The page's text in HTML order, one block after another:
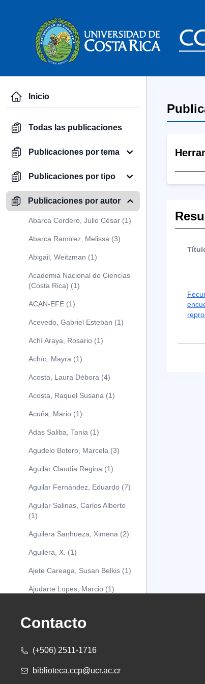
Inicio
Todas las publicaciones
Publicaciones por tema
Publicaciones por tipo
Publicaciones por autor
Abarca Cordero, Julio César (1)
Abarca Ramírez, Melissa (3)
Abigail, Weitzman (1)
Academia Nacional de Ciencias
(Costa Rica) (1)
ACAN-EFE (1)
Acevedo, Gabriel Esteban (1)
Achí Araya, Rosario (1)
Achío, Mayra (1)
Acosta, Laura Débora (4)
Acosta, Raquel Susana (1)
Acuña, Mario (1)
Adas Saliba, Tania (1)
Agudelo Botero, Marcela (3)
Aguilar Claudia Regina (1)
Aguilar Fernández, Eduardo (7)
Aguilar Salinas, Carlos Alberto
(1)
Aguilera Sanhueza, Ximena (2)
Aguilera, X. (1)
Ajete Careaga, Susan Belkis (1)
Ajudarte Lopes, Marcio (1)
(1)
Albareda Tiana (1)
Alcócer Alfaro, Diana (1)
Contacto
(+506) 2511-1716
biblioteca.ccp@ucr.ac.cr